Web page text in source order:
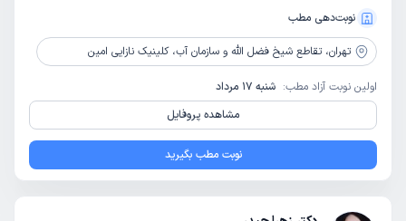
نوبت‌دهی مطب
تهران،تقاطع شیخ فضل الله و سازمان آب، کلینیک نازایی امین
اولین نوبت آزاد مطب: شنبه 17 مرداد
مشاهده پروفایل
نوبت مطب بگیرید